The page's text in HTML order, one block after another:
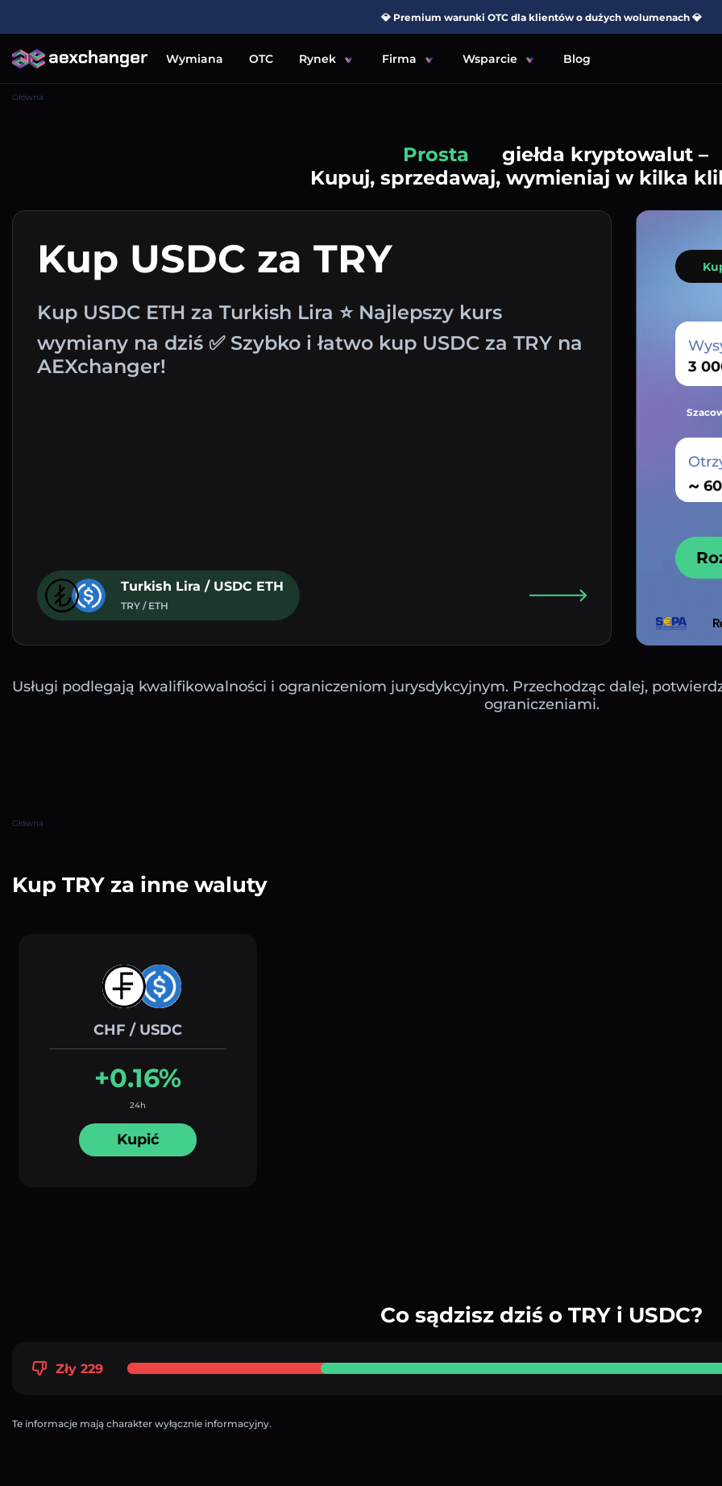
💎 Premium warunki OTC dla klientów o dużych wolumenach 💎
Wymiana OTC Rynek Firma Wsparcie Blog
Główna
Prosta
giełda kryptowalut –
Kupuj, sprzedawaj, wymieniaj w kilka
Kup USDC za TRY
Kup USDC ETH za Turkish Lira ⭐ Najlepszy kurs
wymiany na dziś ✅ Szybko i łatwo kup USDC za TRY na
AEXchanger!
Turkish Lira / USDC ETH
TRY / ETH
~
Usługi podlegają kwalifikowalności i ograniczeniom jurysdykcyjnym. Przechodząc dalej,
ograniczeniami.
Główna
Kup TRY za inne waluty
CHF / USDC
+0.16%
24h
Kupić
Co sądzisz dziś o TRY i USDC?
Zły 229
Te informacje mają charakter wyłącznie informacyjny.